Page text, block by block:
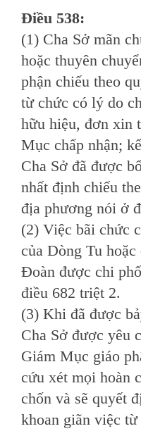
Ðiều 538:
(1) Cha Sở mãn
hoặc thuyên
phận chiếu theo
từ chức có lý do
hữu hiệu, đơn xin
Mục chấp nhận;
Cha Sở đã được
nhất định chiếu
địa phương nói ở
(2) Việc bãi chức
của Dòng Tu
Ðoàn được chi
điều 682 triệt 2.
(3) Khi đã được
Cha Sở được yêu
Giám Mục giáo
cứu xét mọi hoàn
chốn và sẽ quyết
khoan giãn việc